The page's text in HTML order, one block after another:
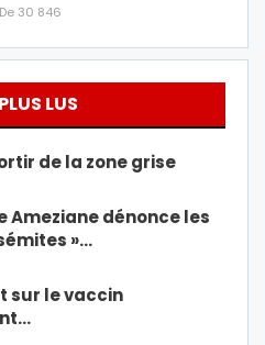
De 30 846
LUS
de la zone grise
Ameziane dénonce les
»…
sur le vaccin